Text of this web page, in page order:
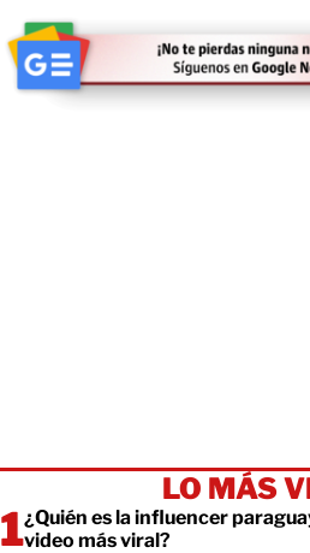
LO MÁS
¿Quién es la influencer
video más viral?